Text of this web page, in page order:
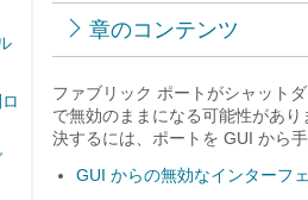
章のコンテンツ
ファブリック ポートがシャット
で無効のままになる可能性があ
決するには、ポートを GUI から
GUI からの無効なインターフ